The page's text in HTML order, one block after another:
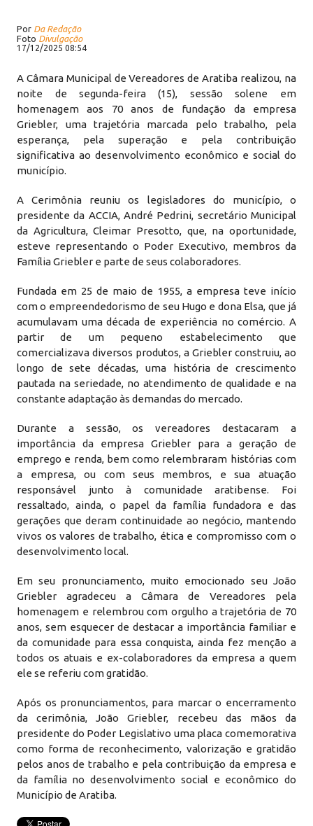
Por Da Redação
Foto Divulgação
17/12/2025 08:54
A Câmara Municipal de Vereadores de Aratiba realizou, na
noite de segunda-feira (15), sessão solene em
homenagem aos 70 anos de fundação da empresa
Griebler, uma trajetória marcada pelo trabalho, pela
esperança, pela superação e pela contribuição
significativa ao desenvolvimento econômico e social do
município.
A Cerimônia reuniu os legisladores do município, o
presidente da ACCIA, André Pedrini, secretário Municipal
da Agricultura, Cleimar Presotto, que, na oportunidade,
esteve representando o Poder Executivo, membros da
Família Griebler e parte de seus colaboradores.
Fundada em 25 de maio de 1955, a empresa teve início
com o empreendedorismo de seu Hugo e dona Elsa, que já
acumulavam uma década de experiência no comércio. A
partir de um pequeno estabelecimento que
comercializava diversos produtos, a Griebler construiu, ao
longo de sete décadas, uma história de crescimento
pautada na seriedade, no atendimento de qualidade e na
constante adaptação às demandas do mercado.
Durante a sessão, os vereadores destacaram a
importância da empresa Griebler para a geração de
emprego e renda, bem como relembraram histórias com
a empresa, ou com seus membros, e sua atuação
responsável junto à comunidade aratibense. Foi
ressaltado, ainda, o papel da família fundadora e das
gerações que deram continuidade ao negócio, mantendo
vivos os valores de trabalho, ética e compromisso com o
desenvolvimento local.
Em seu pronunciamento, muito emocionado seu João
Griebler agradeceu a Câmara de Vereadores pela
homenagem e relembrou com orgulho a trajetória de 70
anos, sem esquecer de destacar a importância familiar e
da comunidade para essa conquista, ainda fez menção a
todos os atuais e ex-colaboradores da empresa a quem
ele se referiu com gratidão.
Após os pronunciamentos, para marcar o encerramento
da cerimônia, João Griebler, recebeu das mãos da
presidente do Poder Legislativo uma placa comemorativa
como forma de reconhecimento, valorização e gratidão
pelos anos de trabalho e pela contribuição da empresa e
da família no desenvolvimento social e econômico do
Município de Aratiba.